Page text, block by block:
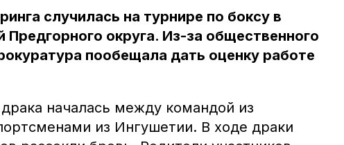
случилась на турнире по боксу в
Предгорного округа. Из-за общественного
пообещала дать оценку работе
началась между командой из
из Ингушетии. В ходе драки